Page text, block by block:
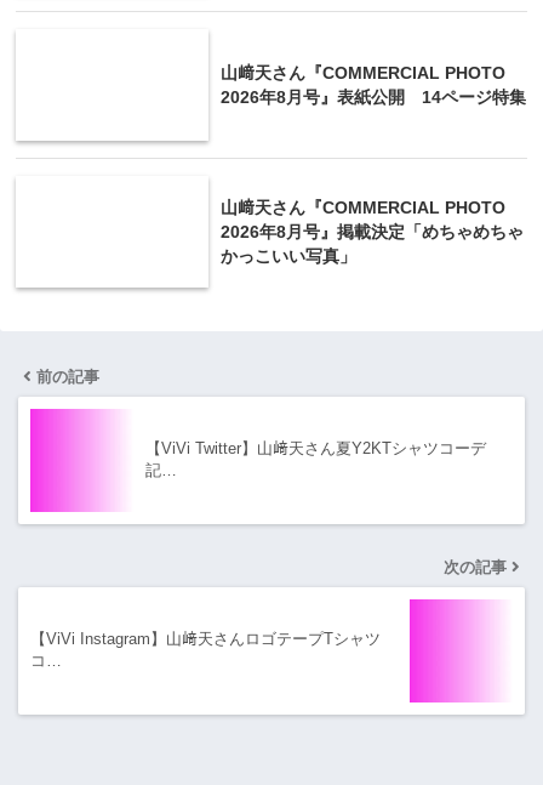
山﨑天さん『COMMERCIAL PHOTO
2026年8月号』表紙公開 14ページ特集
山﨑天さん『COMMERCIAL PHOTO
2026年8月号』掲載決定「めちゃめちゃ
かっこいい写真」
前の記事
【ViVi Twitter】山﨑天さん夏Y2KTシャツコーデ
記…
次の記事
【ViVi Instagram】山﨑天さんロゴテープTシャツ
コ…